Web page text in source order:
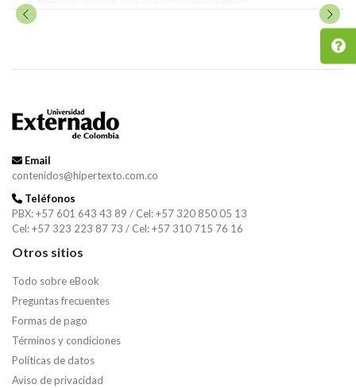
Email
contenidos@hipertexto.com.co
Teléfonos
PBX: +57 601 643 43 89 / Cel: +57 320 850 05 13
Cel: +57 323 223 87 73 / Cel: +57 310 715 76 16
Otros sitios
Todo sobre eBook
Preguntas frecuentes
Formas de pago
Términos y condiciones
Políticas de datos
Aviso de privacidad